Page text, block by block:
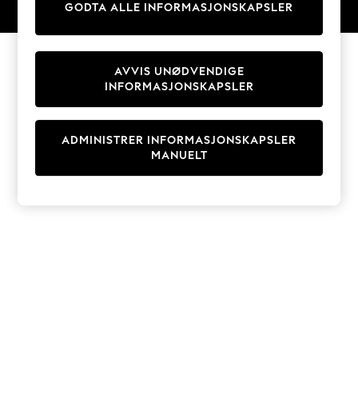
Coats & Jackets
Sweatshirts & Hoodies
Knitwear
Cardigans
Dresses
Sets & Outfits
T-Shirts
GODTA ALLE INFORMASJONSKAPSLER
ADMINISTRER INFORMASJONSKAPSLER
MANUELT
AVVIS UNØDVENDIGE
INFORMASJONSKAPSLER